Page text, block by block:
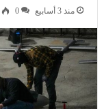
منذ 3 أسابيع 0